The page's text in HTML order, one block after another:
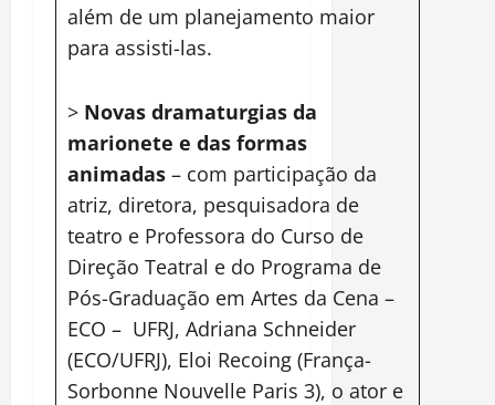
além de um planejamento maior
para assisti-las.
> Novas dramaturgias da
marionete e das formas
animadas – com participação da
atriz, diretora, pesquisadora de
teatro e Professora do Curso de
Direção Teatral e do Programa de
Pós-Graduação em Artes da Cena –
ECO – UFRJ, Adriana Schneider
(ECO/UFRJ), Eloi Recoing (França-
Sorbonne Nouvelle Paris 3), o ator e